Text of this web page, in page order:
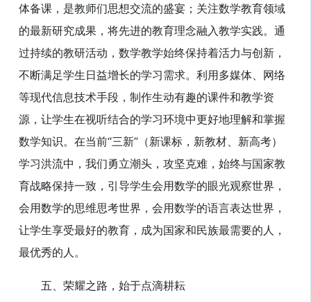
体备课，是教师们思想交流的盛宴；关注数学教育领域
的最新研究成果，将先进的教育理念融入教学实践。通
过持续的教研活动，数学教学始终保持着活力与创新，
不断满足学生日益增长的学习需求。利用多媒体、网络
等现代信息技术手段，制作生动有趣的课件和教学资
源，让学生在视听结合的学习环境中更好地理解和掌握
数学知识。在当前“三新”（新课标，新教材、新高考）
学习洪流中，我们勇立潮头，攻坚克难，始终与国家教
育战略保持一致，引导学生会用数学的眼光观察世界，
会用数学的思维思考世界，会用数学的语言表达世界，
让学生享受最好的教育，成为国家和民族最需要的人，
最优秀的人。
五、荣耀之路，始于点滴耕耘